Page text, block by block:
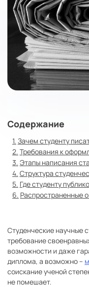
Содержание
Зачем студенту
Требования к
Этапы написания
Структура
Где студенту
Распространенные
Студенческие научные
требование
возможности и даже
диплома, а возможно –
соискание ученой
не помешает.